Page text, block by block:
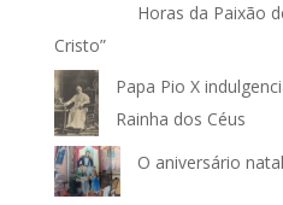
Horas da Paixão
Cristo”
Papa Pio X
Rainha dos Céus
O aniversário